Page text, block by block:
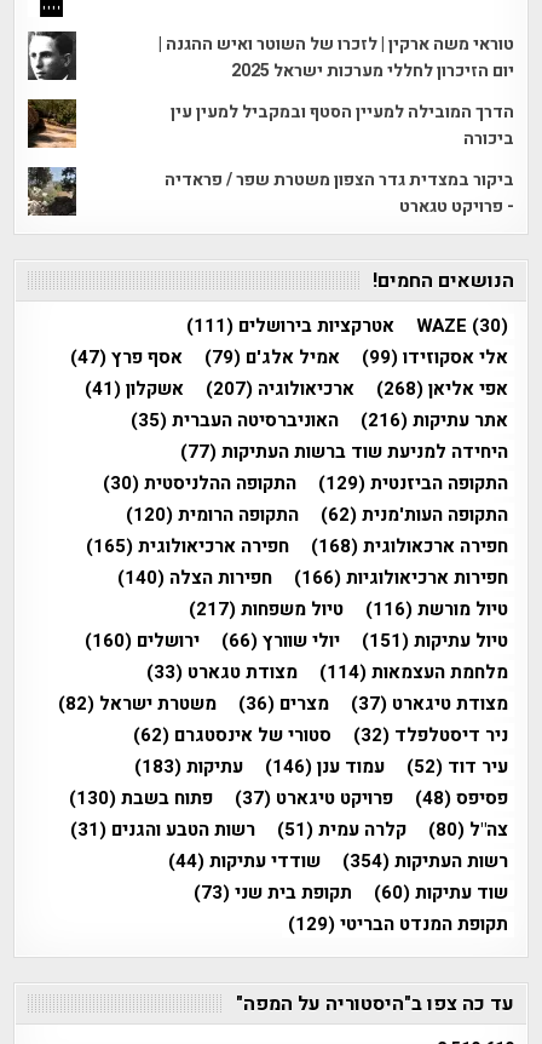
טוראי משה ארקין | לזכרו של השוטר ואיש ההגנה |
יום הזיכרון לחללי מערכות ישראל 2025
הדרך המובילה למעיין הסטף ובמקביל למעין עין
ביכורה
ביקור במצדית גדר הצפון משטרת שפר / פראדיה
- פרויקט טגארט
הנושאים החמים!
WAZE (30) אטרקציות בירושלים (111)
אלי אסקוזידו(99) אמיל אלג'ם (79) אסף פרץ(47)
אפי אליאן(268) ארכיאולוגיה (207) אשקלון(41)
אתר עתיקות(216) האוניברסיטה העברית(35)
היחידה למניעת שוד ברשות העתיקות(77)
התקופה הביזנטית(129) התקופה ההלניסטית(30)
התקופה העות'מנית(62) התקופה הרומית(120)
חפירה ארכאולוגית(168) חפירה ארכיאולוגית(165)
חפירות ארכיאולוגיות(166) חפירות הצלה (140)
טיול מורשת(116) טיול משפחות(217)
טיול עתיקות(151) יולי שוורץ(66) ירושלים (160)
מלחמת העצמאות(114) מצודת טגארט (33)
מצודת טיגארט (37) מצרים (36) משטרת ישראל (82)
ניר דיסטלפלד (32) סטורי של אינסטגרם (62)
עיר דוד (52) עמוד ענן(146) עתיקות(183)
פסיפס(48) פרויקט טיגארט (37) פתוח בשבת(130)
צה"ל (80) קלרה עמית(51) רשות הטבע והגנים (31)
רשות העתיקות(354) שודדי עתיקות(44)
שוד עתיקות(60) תקופת בית שני(73)
תקופת המנדט הבריטי(129)
עד כה צפו ב"היסטוריה על המפה"